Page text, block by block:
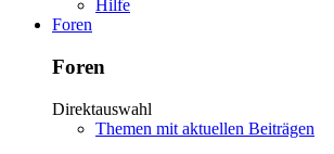
Hilfe
Foren
Foren
Direktauswahl
Themen mit aktuellen Beiträgen